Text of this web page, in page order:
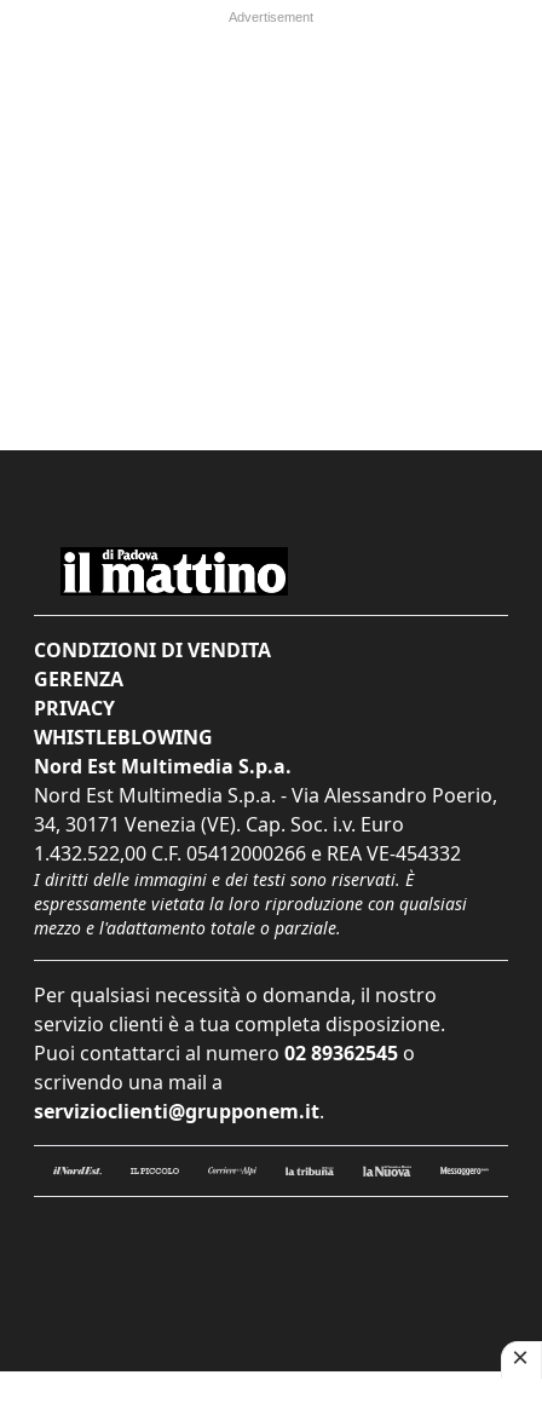
CONDIZIONI DI VENDITA
GERENZA
PRIVACY
WHISTLEBLOWING
Nord Est Multimedia S.p.a.
Nord Est Multimedia S.p.a. - Via Alessandro Poerio,
34, 30171 Venezia (VE). Cap. Soc. i.v. Euro
1.432.522,00 C.F. 05412000266 e REA VE-454332
I diritti delle immagini e dei testi sono riservati. È
espressamente vietata la loro riproduzione con qualsiasi
mezzo e l'adattamento totale o parziale.
Per qualsiasi necessità o domanda, il nostro
servizio clienti è a tua completa disposizione.
Puoi contattarci al numero 02 89362545 o
scrivendo una mail a
servizioclienti@grupponem.it.